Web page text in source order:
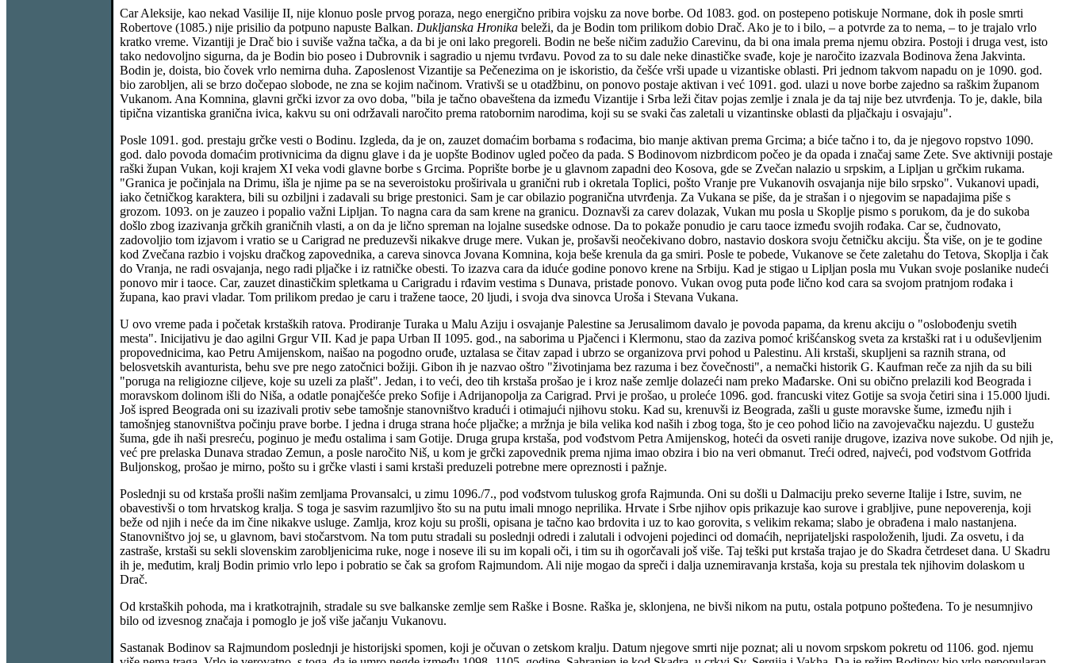
Car Aleksije, kao nekad Vasilije II, nije klonuo posle prvog poraza, nego energično pribira vojsku za nove borbe. Od 1083. god. on postepeno potiskuje Normane, dok ih posle smrti
Robertove (1085.) nije prisilio da potpuno napuste Balkan. Dukljanska Hronika beleži, da je Bodin tom prilikom dobio Drač. Ako je to i bilo, – a potvrde za to nema, – to je trajalo vrlo
kratko vreme. Vizantiji je Drač bio i suviše važna tačka, a da bi je oni lako pregoreli. Bodin ne beše ničim zadužio Carevinu, da bi ona imala prema njemu obzira. Postoji i druga vest, isto
tako nedovoljno sigurna, da je Bodin bio poseo i Dubrovnik i sagradio u njemu tvrđavu. Povod za to su dale neke dinastičke svađe, koje je naročito izazvala Bodinova žena Jakvinta.
Bodin je, doista, bio čovek vrlo nemirna duha. Zaposlenost Vizantije sa Pečenezima on je iskoristio, da češće vrši upade u vizantiske oblasti. Pri jednom takvom napadu on je 1090. god.
bio zarobljen, ali se brzo dočepao slobode, ne zna se kojim načinom. Vrativši se u otadžbinu, on ponovo postaje aktivan i već 1091. god. ulazi u nove borbe zajedno sa raškim županom
Vukanom. Ana Komnina, glavni grčki izvor za ovo doba, "bila je tačno obaveštena da između Vizantije i Srba leži čitav pojas zemlje i znala je da taj nije bez utvrđenja. To je, dakle, bila
tipična vizantiska granična ivica, kakvu su oni održavali naročito prema ratobornim narodima, koji su se svaki čas zaletali u vizantinske oblasti da pljačkaju i osvajaju".
Posle 1091. god. prestaju grčke vesti o Bodinu. Izgleda, da je on, zauzet domaćim borbama s rođacima, bio manje aktivan prema Grcima; a biće tačno i to, da je njegovo ropstvo 1090.
god. dalo povoda domaćim protivnicima da dignu glave i da je uopšte Bodinov ugled počeo da pada. S Bodinovom nizbrdicom počeo je da opada i značaj same Zete. Sve aktivniji postaje
raški župan Vukan, koji krajem XI veka vodi glavne borbe s Grcima. Poprište borbe je u glavnom zapadni deo Kosova, gde se Zvečan nalazio u srpskim, a Lipljan u grčkim rukama.
"Granica je počinjala na Drimu, išla je njime pa se na severoistoku proširivala u granični rub i okretala Toplici, pošto Vranje pre Vukanovih osvajanja nije bilo srpsko". Vukanovi upadi,
iako četničkog karaktera, bili su ozbiljni i zadavali su brige prestonici. Sam je car obilazio pogranična utvrđenja. Za Vukana se piše, da je strašan i o njegovim se napadajima piše s
grozom. 1093. on je zauzeo i popalio važni Lipljan. To nagna cara da sam krene na granicu. Doznavši za carev dolazak, Vukan mu posla u Skoplje pismo s porukom, da je do sukoba
došlo zbog izazivanja grčkih graničnih vlasti, a on da je lično spreman na lojalne susedske odnose. Da to pokaže ponudio je caru taoce između svojih rođaka. Car se, čudnovato,
zadovoljio tom izjavom i vratio se u Carigrad ne preduzevši nikakve druge mere. Vukan je, prošavši neočekivano dobro, nastavio doskora svoju četničku akciju. Šta više, on je te godine
kod Zvečana razbio i vojsku dračkog zapovednika, a careva sinovca Jovana Komnina, koja beše krenula da ga smiri. Posle te pobede, Vukanove se čete zaletahu do Tetova, Skoplja i čak
do Vranja, ne radi osvajanja, nego radi pljačke i iz ratničke obesti. To izazva cara da iduće godine ponovo krene na Srbiju. Kad je stigao u Lipljan posla mu Vukan svoje poslanike nudeći
ponovo mir i taoce. Car, zauzet dinastičkim spletkama u Carigradu i rđavim vestima s Dunava, pristade ponovo. Vukan ovog puta pođe lično kod cara sa svojom pratnjom rođaka i
župana, kao pravi vladar. Tom prilikom predao je caru i tražene taoce, 20 ljudi, i svoja dva sinovca Uroša i Stevana Vukana.
U ovo vreme pada i početak krstaških ratova. Prodiranje Turaka u Malu Aziju i osvajanje Palestine sa Jerusalimom davalo je povoda papama, da krenu akciju o "oslobođenju svetih
mesta". Inicijativu je dao agilni Grgur VII. Kad je papa Urban II 1095. god., na saborima u Pjačenci i Klermonu, stao da zaziva pomoć krišćanskog sveta za krstaški rat i u oduševljenim
propovednicima, kao Petru Amijenskom, naišao na pogodno oruđe, uztalasa se čitav zapad i ubrzo se organizova prvi pohod u Palestinu. Ali krstaši, skupljeni sa raznih strana, od
belosvetskih avanturista, behu sve pre nego zatočnici božiji. Gibon ih je nazvao oštro "životinjama bez razuma i bez čovečnosti", a nemački historik G. Kaufman reče za njih da su bili
"poruga na religiozne ciljeve, koje su uzeli za plašt". Jedan, i to veći, deo tih krstaša prošao je i kroz naše zemlje dolazeći nam preko Mađarske. Oni su obično prelazili kod Beograda i
moravskom dolinom išli do Niša, a odatle ponajčešće preko Sofije i Adrijanopolja za Carigrad. Prvi je prošao, u proleće 1096. god. francuski vitez Gotije sa svoja četiri sina i 15.000 ljudi.
Još ispred Beograda oni su izazivali protiv sebe tamošnje stanovništvo kradući i otimajući njihovu stoku. Kad su, krenuvši iz Beograda, zašli u guste moravske šume, između njih i
tamošnjeg stanovništva počinju prave borbe. I jedna i druga strana hoće pljačke; a mržnja je bila velika kod naših i zbog toga, što je ceo pohod ličio na zavojevačku najezdu. U gustežu
šuma, gde ih naši presreću, poginuo je među ostalima i sam Gotije. Druga grupa krstaša, pod vođstvom Petra Amijenskog, hoteći da osveti ranije drugove, izaziva nove sukobe. Od njih je,
već pre prelaska Dunava stradao Zemun, a posle naročito Niš, u kom je grčki zapovednik prema njima imao obzira i bio na veri obmanut. Treći odred, najveći, pod vođstvom Gotfrida
Buljonskog, prošao je mirno, pošto su i grčke vlasti i sami krstaši preduzeli potrebne mere opreznosti i pažnje.
Poslednji su od krstaša prošli našim zemljama Provansalci, u zimu 1096./7., pod vođstvom tuluskog grofa Rajmunda. Oni su došli u Dalmaciju preko severne Italije i Istre, suvim, ne
obavestivši o tom hrvatskog kralja. S toga je sasvim razumljivo što su na putu imali mnogo neprilika. Hrvate i Srbe njihov opis prikazuje kao surove i grabljive, pune nepoverenja, koji
beže od njih i neće da im čine nikakve usluge. Zamlja, kroz koju su prošli, opisana je tačno kao brdovita i uz to kao gorovita, s velikim rekama; slabo je obrađena i malo nastanjena.
Stanovništvo joj se, u glavnom, bavi stočarstvom. Na tom putu stradali su poslednji odredi i zalutali i odvojeni pojedinci od domaćih, neprijateljski raspoloženih, ljudi. Za osvetu, i da
zastraše, krstaši su sekli slovenskim zarobljenicima ruke, noge i noseve ili su im kopali oči, i tim su ih ogorčavali još više. Taj teški put krstaša trajao je do Skadra četrdeset dana. U Skadru
ih je, međutim, kralj Bodin primio vrlo lepo i pobratio se čak sa grofom Rajmundom. Ali nije mogao da spreči i dalja uznemiravanja krstaša, koja su prestala tek njihovim dolaskom u
Drač.
Od krstaških pohoda, ma i kratkotrajnih, stradale su sve balkanske zemlje sem Raške i Bosne. Raška je, sklonjena, ne bivši nikom na putu, ostala potpuno pošteđena. To je nesumnjivo
bilo od izvesnog značaja i pomoglo je još više jačanju Vukanovu.
Sastanak Bodinov sa Rajmundom poslednji je historijski spomen, koji je očuvan o zetskom kralju. Datum njegove smrti nije poznat; ali u novom srpskom pokretu od 1106. god. njemu